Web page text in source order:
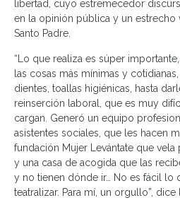
libertad, cuyo estremecedor
en la opinión pública y un estrecho
Santo Padre.
“Lo que realiza es súper
las cosas más mínimas y
dientes, toallas higiénicas, hasta
reinserción laboral, que es muy
cargan. Generó un equipo
asistentes sociales, que les hacen
fundación Mujer Levántate que
y una casa de acogida que las
y no tienen dónde ir… No es fácil lo
teatralizar. Para mí, un orgullo”, dice